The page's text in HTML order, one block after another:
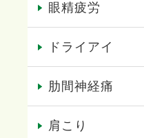
眼精疲労
ドライアイ
肋間神経痛
肩こり